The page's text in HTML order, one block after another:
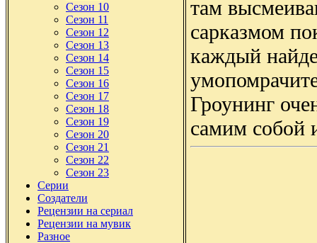
Сезон 10
Сезон 11
Сезон 12
Сезон 13
Сезон 14
Сезон 15
Сезон 16
Сезон 17
Сезон 18
Сезон 19
Сезон 20
Сезон 21
Сезон 22
Сезон 23
Серии
Создатели
Рецензии на сериал
Рецензии на мувик
Разное
там
сарказмом
каждый
Гроунинг
самим собой